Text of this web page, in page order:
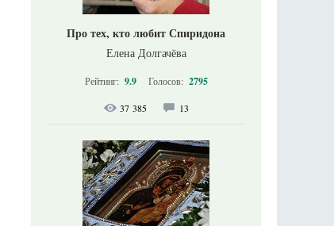
Про тех, кто любит Спиридона
Елена Долгачёва
Рейтинг: 9.9 Голосов: 2795
37 385 13